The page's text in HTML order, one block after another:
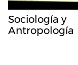
Sociología y
Antropología